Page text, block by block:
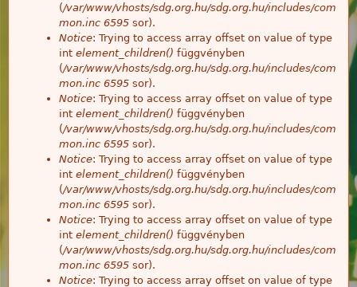
(/var/www/vhosts/sdg.org.hu/sdg.org.hu/includes/com
mon.inc 6595 sor).
Notice: Trying to access array offset on value of type
int element_children() függvényben
(/var/www/vhosts/sdg.org.hu/sdg.org.hu/includes/com
mon.inc 6595 sor).
Notice: Trying to access array offset on value of type
int element_children() függvényben
(/var/www/vhosts/sdg.org.hu/sdg.org.hu/includes/com
mon.inc 6595 sor).
Notice: Trying to access array offset on value of type
int element_children() függvényben
(/var/www/vhosts/sdg.org.hu/sdg.org.hu/includes/com
mon.inc 6595 sor).
Notice: Trying to access array offset on value of type
int element_children() függvényben
(/var/www/vhosts/sdg.org.hu/sdg.org.hu/includes/com
mon.inc 6595 sor).
Notice: Trying to access array offset on value of type